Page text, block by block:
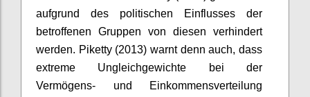
aufgrund des politischen Einflusses der
betroffenen Gruppen von diesen verhindert
werden. Piketty(2013) warnt denn auch, dass
extreme Ungleichgewichte bei der
Vermögens- und Einkommensverteilung